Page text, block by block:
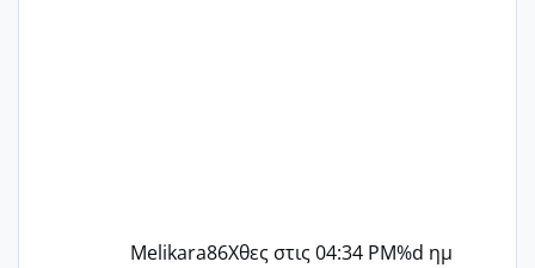
Melikara86Χθες στις 04:34 PM%d ημ